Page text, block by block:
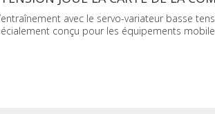
avec le servo-variateur basse
conçu pour les équipements